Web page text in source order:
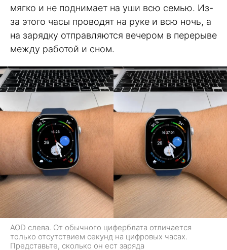
мягко и не поднимает на уши всю семью. Из-
за этого часы проводят на руке и всю ночь, а
на зарядку отправляются вечером в перерыве
между работой и сном.
AOD слева. От обычного циферблата отличается
только отсутствием секунд на цифровых часах.
Представьте, сколько он ест заряда